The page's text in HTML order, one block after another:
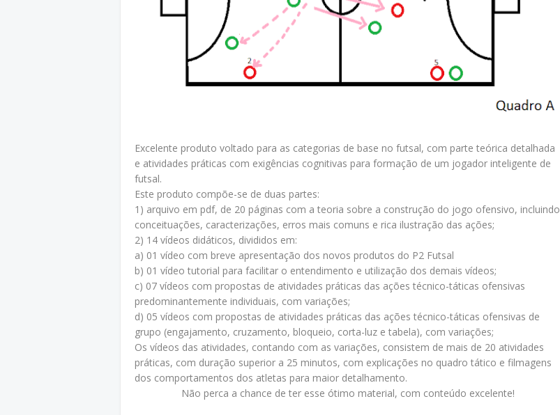
Excelente produto voltado para as categorias de base no futsal, com parte teórica detalhada
e atividades práticas com exigências cognitivas para formação de um jogador inteligente de
futsal.
Este produto compõe-se de duas partes:
1) arquivo em pdf, de 20 páginas com a teoria sobre a construção do jogo ofensivo, incluindo
conceituações, caracterizações, erros mais comuns e rica ilustração das ações;
2) 14 vídeos didáticos, divididos em:
a) 01 vídeo com breve apresentação dos novos produtos do P2 Futsal
b) 01 vídeo tutorial para facilitar o entendimento e utilização dos demais vídeos;
c) 07 vídeos com propostas de atividades práticas das ações técnico-táticas ofensivas
predominantemente individuais, com variações;
d) 05 vídeos com propostas de atividades práticas das ações técnico-táticas ofensivas de
grupo (engajamento, cruzamento, bloqueio, corta-luz e tabela), com variações;
Os vídeos das atividades, contando com as variações, consistem de mais de 20 atividades
práticas, com duração superior a 25 minutos, com explicações no quadro tático e filmagens
dos comportamentos dos atletas para maior detalhamento.
Não perca a chance de ter esse ótimo material, com conteúdo excelente!